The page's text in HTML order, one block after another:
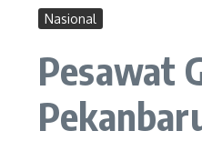
Nasional
Pesawat